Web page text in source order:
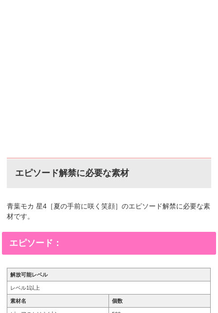
エピソード解禁に必要な素材
青葉モカ 星4［夏の手前に咲く笑顔］のエピソード解禁に必要な素
材です。
エピソード：
解放可能レベル
レベル1以上
素材名 個数